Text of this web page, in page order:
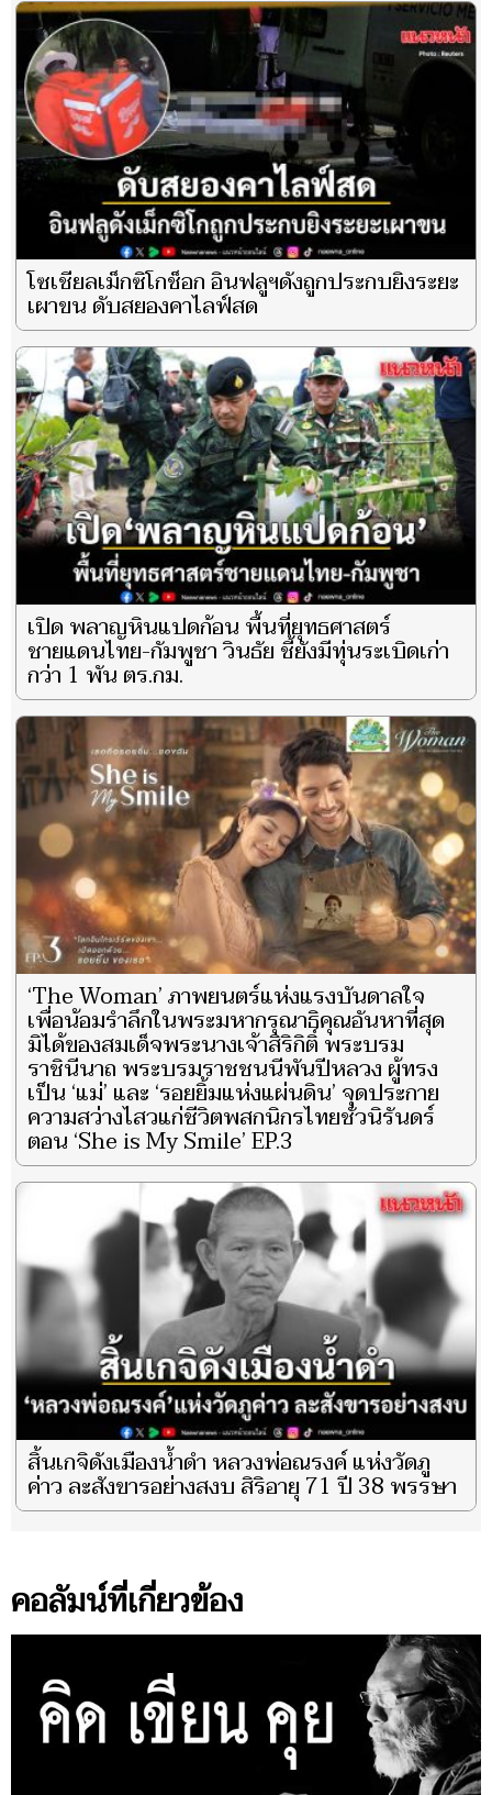
โซเชียลเม็กซิโกช็อก อินฟลูฯดังถูกประกบยิงระยะ
เผาขน ดับสยองคาไลฟ์สด
เปิด พลาญหินแปดก้อน พื้นที่ยุทธศาสตร์
ชายแดนไทย-กัมพูชา วินธัย ชี้ยังมีทุ่นระเบิดเก่า
กว่า 1 พัน ตร.กม.
‘The Woman’ ภาพยนตร์แห่งแรงบันดาลใจ
เพื่อน้อมรำลึกในพระมหากรุณาธิคุณอันหาที่สุด
มิได้ของสมเด็จพระนางเจ้าสิริกิติ์ พระบรม
ราชินีนาถ พระบรมราชชนนีพันปีหลวง ผู้ทรง
เป็น ‘แม่’ และ ‘รอยยิ้มแห่งแผ่นดิน’ จุดประกาย
ความสว่างไสวแก่ชีวิตพสกนิกรไทยชั่วนิรันดร์
ตอน ‘She is My Smile’ EP.3
สิ้นเกจิดังเมืองน้ำดำ หลวงพ่อณรงค์ แห่งวัดภู
ค่าว ละสังขารอย่างสงบ สิริอายุ 71 ปี 38 พรรษา
คอลัมน์ที่เกี่ยวข้อง